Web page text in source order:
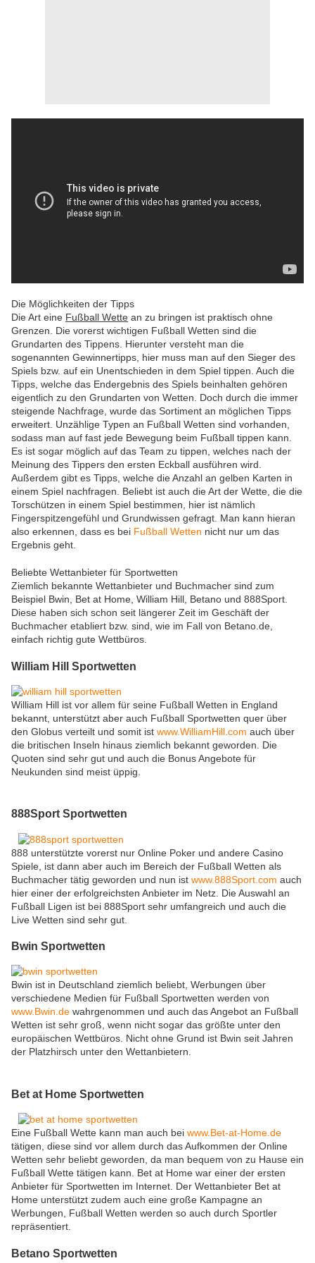
Die Möglichkeiten der Tipps
Die Art eine Fußball Wette an zu bringen ist praktisch ohne
Grenzen. Die vorerst wichtigen Fußball Wetten sind die
Grundarten des Tippens. Hierunter versteht man die
sogenannten Gewinnertipps, hier muss man auf den Sieger des
Spiels bzw. auf ein Unentschieden in dem Spiel tippen. Auch die
Tipps, welche das Endergebnis des Spiels beinhalten gehören
eigentlich zu den Grundarten von Wetten. Doch durch die immer
steigende Nachfrage, wurde das Sortiment an möglichen Tipps
erweitert. Unzählige Typen an Fußball Wetten sind vorhanden,
sodass man auf fast jede Bewegung beim Fußball tippen kann.
Es ist sogar möglich auf das Team zu tippen, welches nach der
Meinung des Tippers den ersten Eckball ausführen wird.
Außerdem gibt es Tipps, welche die Anzahl an gelben Karten in
einem Spiel nachfragen. Beliebt ist auch die Art der Wette, die die
Torschützen in einem Spiel bestimmen, hier ist nämlich
Fingerspitzengefühl und Grundwissen gefragt. Man kann hieran
also erkennen, dass es bei Fußball Wetten nicht nur um das
Ergebnis geht.
Beliebte Wettanbieter für Sportwetten
Ziemlich bekannte Wettanbieter und Buchmacher sind zum
Beispiel Bwin, Bet at Home, William Hill, Betano und 888Sport.
Diese haben sich schon seit längerer Zeit im Geschäft der
Buchmacher etabliert bzw. sind, wie im Fall von Betano.de,
einfach richtig gute Wettbüros.
William Hill Sportwetten
William Hill ist vor allem für seine Fußball Wetten in England
bekannt, unterstützt aber auch Fußball Sportwetten quer über
den Globus verteilt und somit ist www.WilliamHill.com auch über
die britischen Inseln hinaus ziemlich bekannt geworden. Die
Quoten sind sehr gut und auch die Bonus Angebote für
Neukunden sind meist üppig.
888Sport Sportwetten
888 unterstützte vorerst nur Online Poker und andere Casino
Spiele, ist dann aber auch im Bereich der Fußball Wetten als
Buchmacher tätig geworden und nun ist www.888Sport.com auch
hier einer der erfolgreichsten Anbieter im Netz. Die Auswahl an
Fußball Ligen ist bei 888Sport sehr umfangreich und auch die
Live Wetten sind sehr gut.
Bwin Sportwetten
Bwin ist in Deutschland ziemlich beliebt, Werbungen über
verschiedene Medien für Fußball Sportwetten werden von
www.Bwin.de wahrgenommen und auch das Angebot an Fußball
Wetten ist sehr groß, wenn nicht sogar das größte unter den
europäischen Wettbüros. Nicht ohne Grund ist Bwin seit Jahren
der Platzhirsch unter den Wettanbietern.
Bet at Home Sportwetten
Eine Fußball Wette kann man auch bei www.Bet-at-Home.de
tätigen, diese sind vor allem durch das Aufkommen der Online
Wetten sehr beliebt geworden, da man bequem von zu Hause ein
Fußball Wette tätigen kann. Bet at Home war einer der ersten
Anbieter für Sportwetten im Internet. Der Wettanbieter Bet at
Home unterstützt zudem auch eine große Kampagne an
Werbungen, Fußball Wetten werden so auch durch Sportler
repräsentiert.
Betano Sportwetten